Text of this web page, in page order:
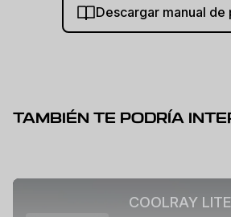
Descargar manual de
TAMBIÉN TE PODRÍA
COOLRAY LITE